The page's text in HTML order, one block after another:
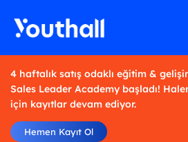
4 haftalık satış odaklı eğitim &
Sales Leader Academy başladı!
için kayıtlar devam ediyor.
Hemen Kayıt Ol